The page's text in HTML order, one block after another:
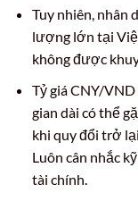
Tuy nhiên, nhân
lượng lớn tại
không được
Tỷ giá CNY/
gian dài có thể
khi quy đổi trở
Luôn cân nhắc
tài chính.